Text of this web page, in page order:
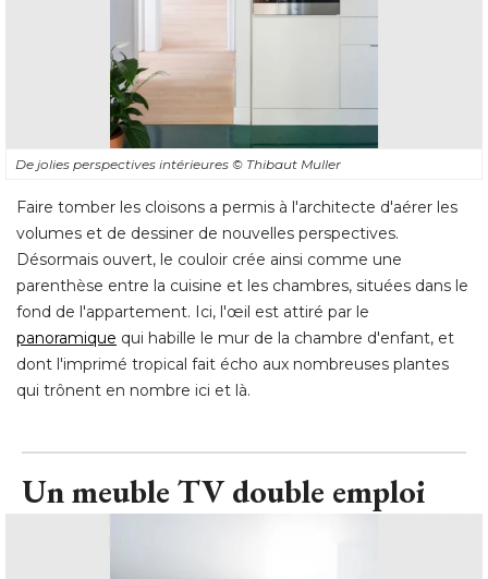
De jolies perspectives intérieures © Thibaut Muller
Faire tomber les cloisons a permis à l'architecte d'aérer les
volumes et de dessiner de nouvelles perspectives.
Désormais ouvert, le couloir crée ainsi comme une
parenthèse entre la cuisine et les chambres, situées dans le
fond de l'appartement. Ici, l'œil est attiré par le
panoramique qui habille le mur de la chambre d'enfant, et
dont l'imprimé tropical fait écho aux nombreuses plantes
qui trônent en nombre ici et là.
Un meuble TV double emploi